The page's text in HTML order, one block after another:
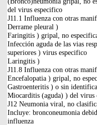
del virus especifico
J11.1 Influenza con otras
Derrame pleural )
Faringitis ) gripal, no
Infección aguda de las vias
superiores ) virus especifico
Laringitis )
J11.8 Influenza con otras
Encefalopatia ) gripal, no
Gastroenteritis ) o sin
Miocarditis (aguda) ) del virus
J12 Neumonia viral, no
Incluye: bronconeumonia
influenza